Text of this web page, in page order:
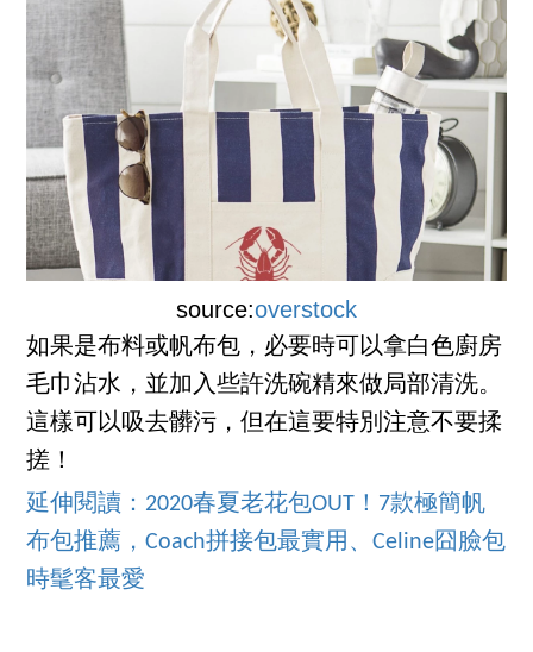
source:overstock
如果是布料或帆布包，必要時可以拿白色廚房
毛巾沾水，並加入些許洗碗精來做局部清洗。
這樣可以吸去髒污，但在這要特別注意不要揉
搓！
延伸閱讀：2020春夏老花包OUT！7款極簡帆
布包推薦，Coach拼接包最實用、Celine囧臉包
時髦客最愛